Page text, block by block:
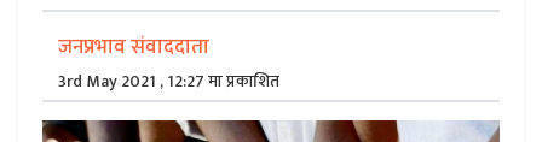
जनप्रभाव संवाददाता
3rd May 2021 , 12:27 मा प्रकाशित